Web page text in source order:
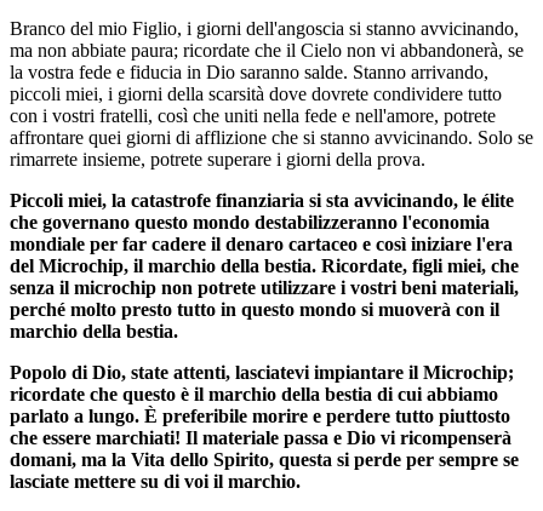
Branco del mio Figlio, i giorni dell'angoscia si stanno avvicinando,
ma non abbiate paura; ricordate che il Cielo non vi abbandonerà, se
la vostra fede e fiducia in Dio saranno salde. Stanno arrivando,
piccoli miei, i giorni della scarsità dove dovrete condividere tutto
con i vostri fratelli, così che uniti nella fede e nell'amore, potrete
affrontare quei giorni di afflizione che si stanno avvicinando. Solo se
rimarrete insieme, potrete superare i giorni della prova.
Piccoli miei, la catastrofe finanziaria si sta avvicinando, le élite
che governano questo mondo destabilizzeranno l'economia
mondiale per far cadere il denaro cartaceo e così iniziare l'era
del Microchip, il marchio della bestia. Ricordate, figli miei, che
senza il microchip non potrete utilizzare i vostri beni materiali,
perché molto presto tutto in questo mondo si muoverà con il
marchio della bestia.
Popolo di Dio, state attenti, lasciatevi impiantare il Microchip;
ricordate che questo è il marchio della bestia di cui abbiamo
parlato a lungo. È preferibile morire e perdere tutto piuttosto
che essere marchiati! Il materiale passa e Dio vi ricompenserà
domani, ma la Vita dello Spirito, questa si perde per sempre se
lasciate mettere su di voi il marchio.